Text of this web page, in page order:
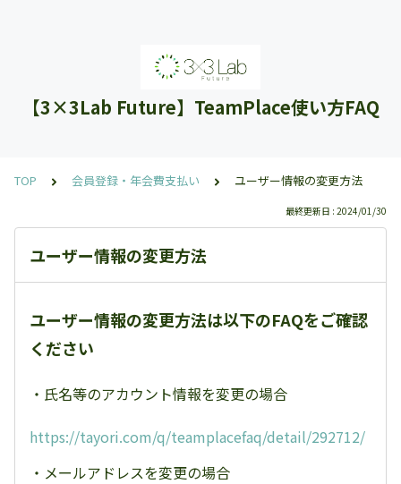
【3×3Lab Future】TeamPlace使い方FAQ
TOP 会員登録・年会費支払い ユーザー情報の変更方法
最終更新日 : 2024/01/30
ユーザー情報の変更方法
ユーザー情報の変更方法は以下のFAQをご確認
ください
・氏名等のアカウント情報を変更の場合
https://tayori.com/q/teamplacefaq/detail/292712/
・メールアドレスを変更の場合